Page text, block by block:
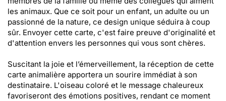
les animaux. Que ce soit pour un enfant, un adulte ou un
passionné de la nature, ce design unique séduira à coup
sûr. Envoyer cette carte, c'est faire preuve d'originalité et
d'attention envers les personnes qui vous sont chères.
Suscitant la joie et l’émerveillement, la réception de cette
carte animalière apportera un sourire immédiat à son
destinataire. L'oiseau coloré et le message chaleureux
favoriseront des émotions positives, rendant ce moment